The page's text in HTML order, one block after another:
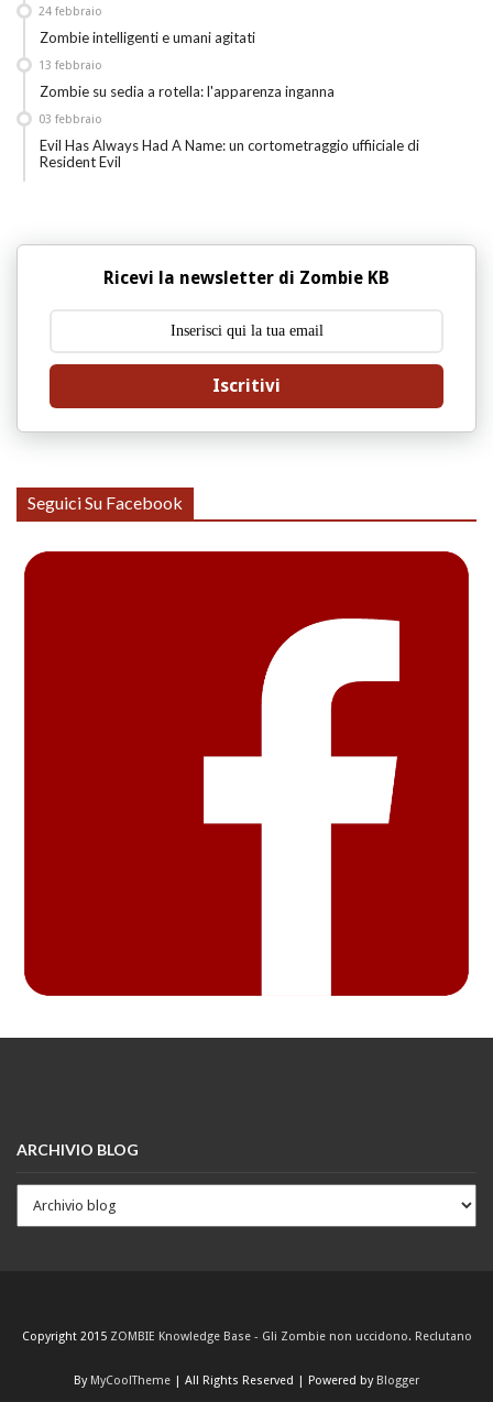
Zombie intelligenti e umani agitati
24 febbraio
Zombie su sedia a rotella: l'apparenza inganna
13 febbraio
Evil Has Always Had A Name: un cortometraggio uffiiciale di
Resident Evil
03 febbraio
Ricevi la newsletter di Zombie KB
Iscritivi
Seguici Su Facebook
ARCHIVIO BLOG
Copyright 2015 ZOMBIE Knowledge Base - Gli Zombie non uccidono. Reclutano
By MyCoolTheme | All Rights Reserved | Powered by Blogger